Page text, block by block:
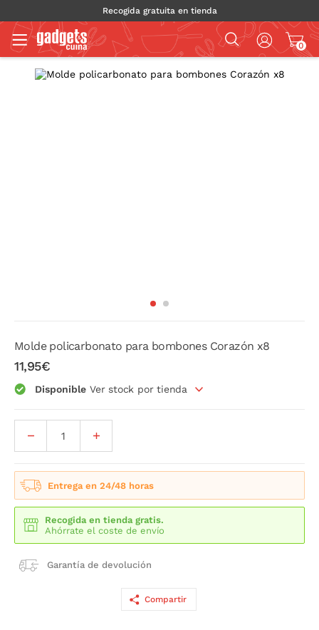
Recogida gratuita en tienda
0
Molde policarbonato para bombones Corazón x8
11,95€
Disponible Ver stock por tienda
Entrega en 24/48 horas
Recogida en tienda gratis.
Ahórrate el coste de envío
Garantía de devolución
Compartir